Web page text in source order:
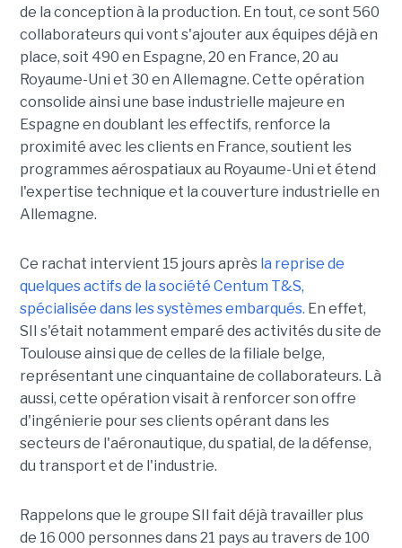
de la conception à la production. En tout, ce sont 560
collaborateurs qui vont s'ajouter aux équipes déjà en
place, soit 490 en Espagne, 20 en France, 20 au
Royaume-Uni et 30 en Allemagne. Cette opération
consolide ainsi une base industrielle majeure en
Espagne en doublant les effectifs, renforce la
proximité avec les clients en France, soutient les
programmes aérospatiaux au Royaume-Uni et étend
l'expertise technique et la couverture industrielle en
Allemagne.
Ce rachat intervient 15 jours après la reprise de
quelques actifs de la société Centum T&S,
spécialisée dans les systèmes embarqués. En effet,
SII s'était notamment emparé des activités du site de
Toulouse ainsi que de celles de la filiale belge,
représentant une cinquantaine de collaborateurs. Là
aussi, cette opération visait à renforcer son offre
d'ingénierie pour ses clients opérant dans les
secteurs de l'aéronautique, du spatial, de la défense,
du transport et de l'industrie.
Rappelons que le groupe SII fait déjà travailler plus
de 16 000 personnes dans 21 pays au travers de 100